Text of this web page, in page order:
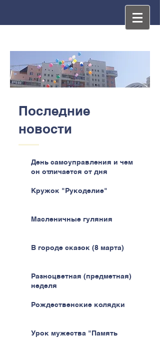
Последние
новости
День самоуправления и чем
он отличается от дня
Кружок "Рукоделие"
Масленичные гуляния
В городе сказок (8 марта)
Разноцветная (предметная)
неделя
Рождественские колядки
Урок мужества "Память